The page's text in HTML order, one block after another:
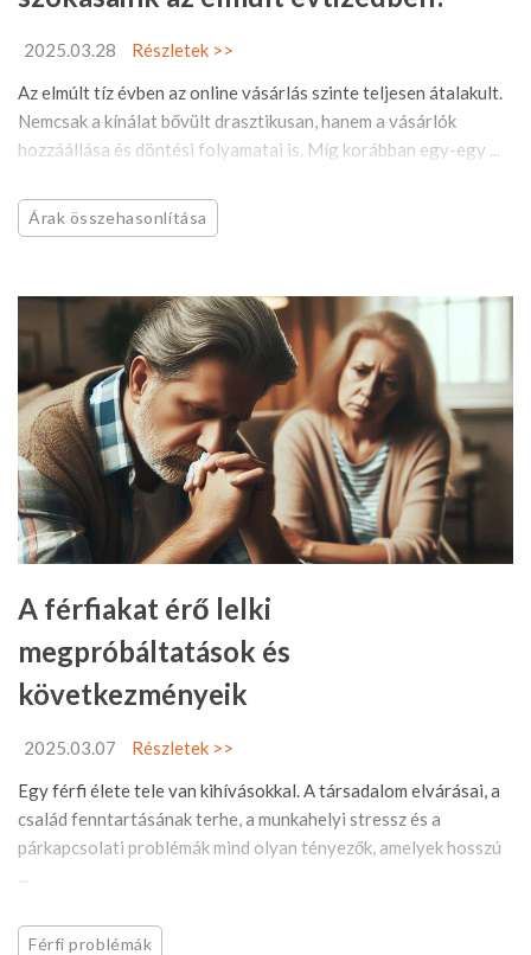
2025.03.28
Részletek >>
Az elmúlt tíz évben az online vásárlás szinte teljesen átalakult.
Nemcsak a kínálat bővült drasztikusan, hanem a vásárlók
hozzáállása és döntési folyamatai is. Míg korábban egy-egy ...
Árak összehasonlítása
A férfiakat érő lelki
megpróbáltatások és
következményeik
2025.03.07
Részletek >>
Egy férfi élete tele van kihívásokkal. A társadalom elvárásai, a
család fenntartásának terhe, a munkahelyi stressz és a
párkapcsolati problémák mind olyan tényezők, amelyek hosszú
Férfi problémák